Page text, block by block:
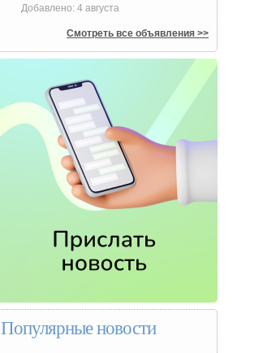
Добавлено: 4 августа
Смотреть все объявления >>
Популярные новости